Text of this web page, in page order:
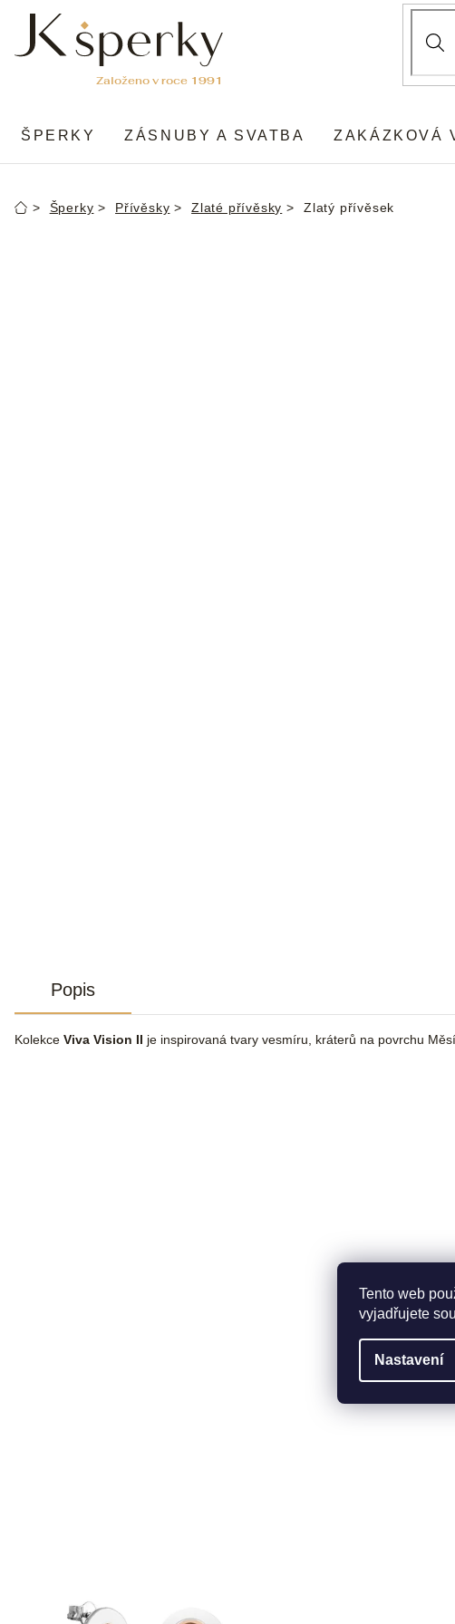
Tento web
vyjadřujete
Nastavení
obsah
ŠPERKY ZÁSNUBY A SVATBA ZAKÁZKOVÁ
DomůŠperky Přívěsky Zlaté přívěsky Zlatý přívěsek
Popis
Kolekce Viva Vision II je inspirovaná tvary vesmíru, kráterů na povrchu